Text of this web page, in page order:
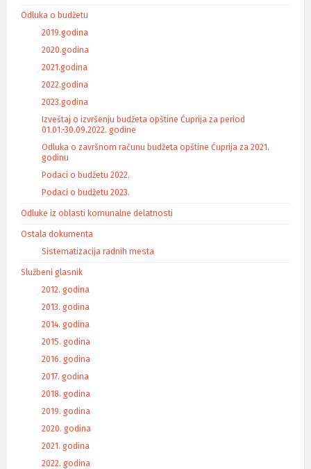
Odluka o budžetu
2019.godina
2020.godina
2021.godina
2022.godina
2023.godina
Izveštaj o izvršenju budžeta opštine Ćuprija za period
01.01.-30.09.2022. godine
Odluka o završnom računu budžeta opštine Ćuprija za 2021.
godinu
Podaci o budžetu 2022.
Podaci o budžetu 2023.
Odluke iz oblasti komunalne delatnosti
Ostala dokumenta
Sistematizacija radnih mesta
Službeni glasnik
2012. godina
2013. godina
2014. godina
2015. godina
2016. godina
2017. godina
2018. godina
2019. godina
2020. godina
2021. godina
2022. godina